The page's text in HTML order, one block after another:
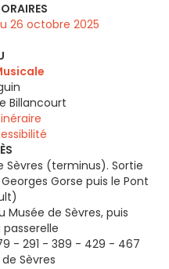
26 octobre 2025
Billancourt
Sèvres (terminus). Sortie
Gorse puis le Pont
Musée de Sèvres, puis
- 291 - 389 - 429 - 467
Sèvres